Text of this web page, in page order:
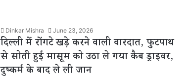
Dinkar Mishra June 23, 2026
दिल्ली में रोंगटे खड़े करने वाली वारदात, फुटपाथ
से सोती हुई मासूम को उठा ले गया कैब ड्राइवर,
दुष्कर्म के बाद ले ली जान